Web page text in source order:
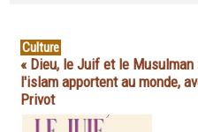
Culture
« Dieu, le Juif et le
l'islam apportent au monde,
Privot